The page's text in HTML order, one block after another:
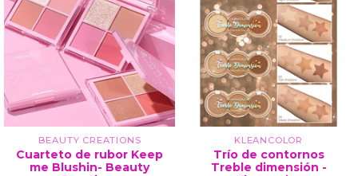
BEAUTY CREATIONS
Cuarteto de rubor Keep
me Blushin- Beauty
KLEANCOLOR
Trío de contornos
Treble dimensión -